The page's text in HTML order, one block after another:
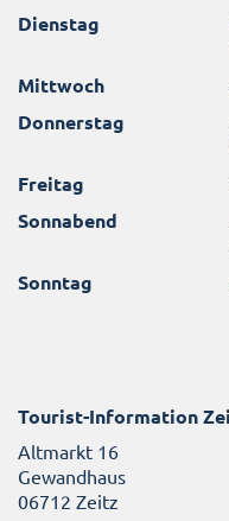
Dienstag
Mittwoch
Donnerstag
Freitag
Sonnabend
Sonntag
Tourist-Information
Altmarkt 16
Gewandhaus
06712 Zeitz